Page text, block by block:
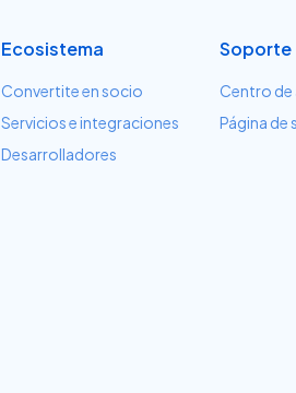
Ecosistema
Convertite en socio
Servicios e integraciones
Desarrolladores
Soporte
Centro de
Página de